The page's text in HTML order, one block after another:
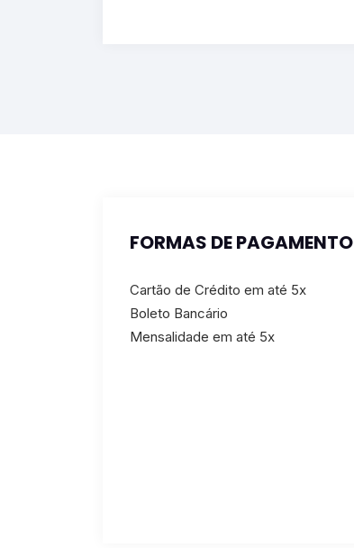
FORMAS DE PAGAMENTO
Cartão de Crédito em até 5x
Boleto Bancário
Mensalidade em até 5x